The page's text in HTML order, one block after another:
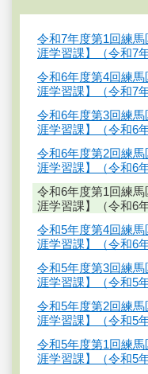
令和7年度第1回練
涯学習課】（令和7
令和6年度第4回練
涯学習課】（令和7
令和6年度第3回練
涯学習課】（令和6
令和6年度第2回練
涯学習課】（令和6
令和6年度第1回練
涯学習課】（令和6
令和5年度第4回練
涯学習課】（令和6
令和5年度第3回練
涯学習課】（令和5
令和5年度第2回練
涯学習課】（令和5
令和5年度第1回練
涯学習課】（令和5